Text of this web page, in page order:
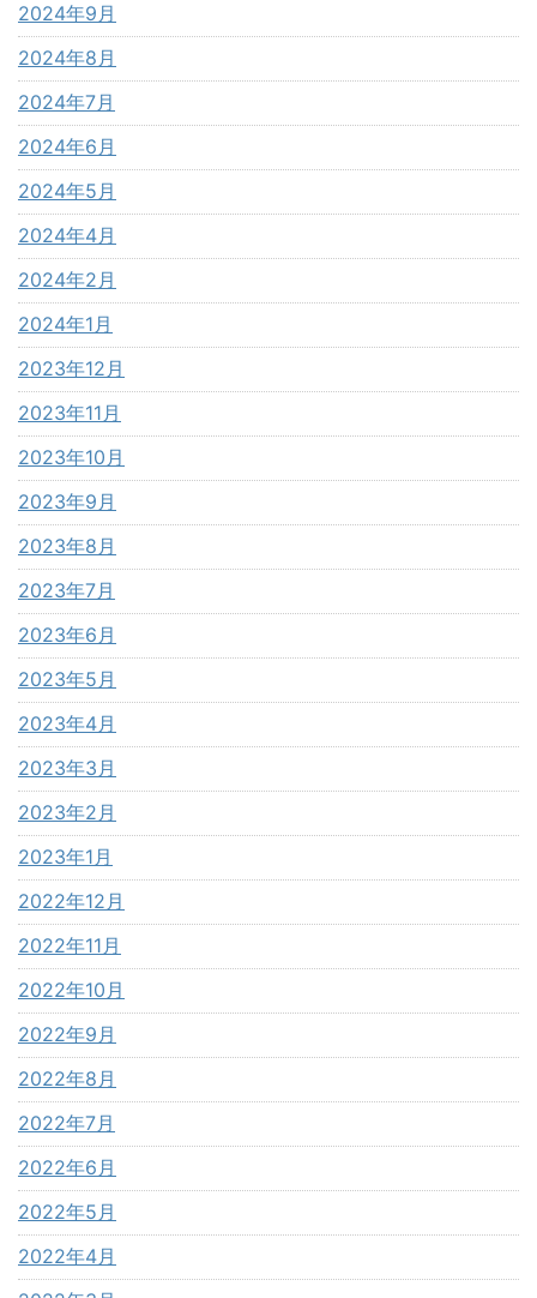
2024年9月
2024年8月
2024年7月
2024年6月
2024年5月
2024年4月
2024年2月
2024年1月
2023年12月
2023年11月
2023年10月
2023年9月
2023年8月
2023年7月
2023年6月
2023年5月
2023年4月
2023年3月
2023年2月
2023年1月
2022年12月
2022年11月
2022年10月
2022年9月
2022年8月
2022年7月
2022年6月
2022年5月
2022年4月